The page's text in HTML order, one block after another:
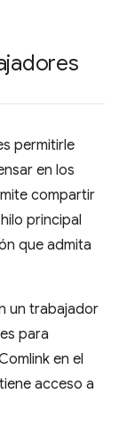
permitirle
en los
compartir
principal
que admita
un trabajador
para
en el
acceso a